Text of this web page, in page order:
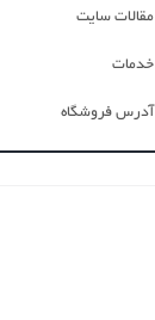
مقالات سایت
خدمات
آدرس فروشگاه